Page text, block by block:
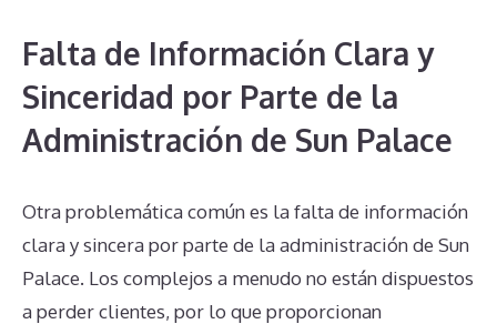
Falta de Información Clara y
Sinceridad por Parte de la
Administración de Sun Palace
Otra problemática común es la falta de información
clara y sincera por parte de la administración de Sun
Palace. Los complejos a menudo no están dispuestos
a perder clientes, por lo que proporcionan